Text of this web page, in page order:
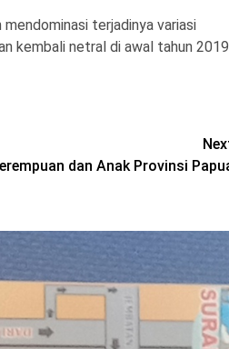
terjadinya variasi
kembali netral di awal tahun
dan Anak Provinsi